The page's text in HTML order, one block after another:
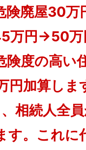
険廃屋30
万円→50
険度の高い
円加算しま
相続人全
す。これに